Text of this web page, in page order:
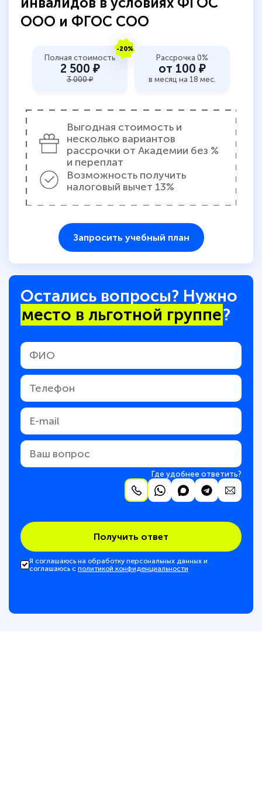
пособий и учебников доступно на время
прохождения курса, удобная система
аттестации, проблем не возникло ни на
каком этапе…
ООО и ФГОС СОО
-20%
Полная стоимость
2 500 ₽
3 000 ₽
Рассрочка 0%
от 100 ₽
в месяц на 18 мес.
Выгодная стоимость и
несколько вариантов
рассрочки от Академии без %
и переплат
Возможность получить
налоговый вычет 13%
Запросить учебный план
Остались вопросы? Нужно
место в льготной группе?
Где удобнее ответить?
Получить ответ
Я соглашаюсь на обработку персональных данных и
соглашаюсь с политикой конфиденциальности